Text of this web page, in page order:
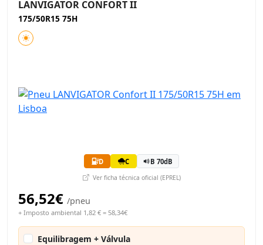
LANVIGATOR CONFORT II
175/50R15 75H
D C B 70dB
Ver ficha técnica oficial (EPREL)
56,52€ /pneu
+ Imposto ambiental 1,82 € = 58,34€
Equilibragem + Válvula